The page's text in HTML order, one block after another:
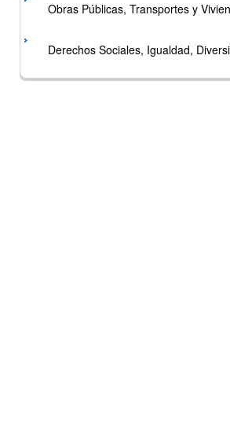
Obras Públicas, Transportes y
Derechos Sociales, Igualdad,